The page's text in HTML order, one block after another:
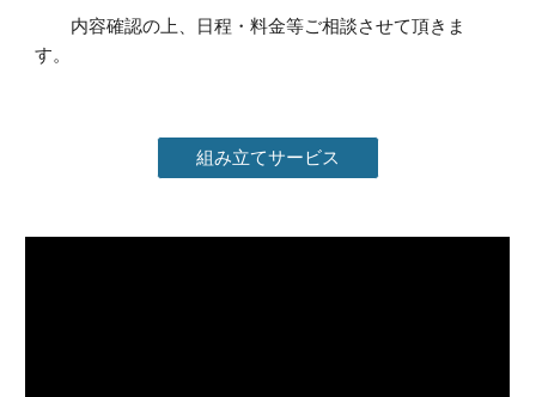
内容確認の上、日程・料金等ご相談させて頂きま
す。
組み立てサービス